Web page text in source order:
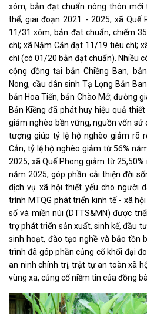
xóm, bản đạt chuẩn nông thôn mới
thể, giai đoạn 2021 - 2025, xã
11/31 xóm, bản đạt chuẩn, chiếm
chí; xã Nậm Cắn đạt 11/19 tiêu chí;
chí (có 01/20 bản đạt chuẩn). Nhiều
cộng đồng tại bản Chiềng Ban,
Nong, cầu dân sinh Tạ Lọng Bản
bản Hoa Tiến, bản Chào Mở, đường
Bản Kiềng đã phát huy hiệu quả
giảm nghèo bền vững, nguồn vốn sử
tượng giúp tỷ lệ hộ nghèo giảm rõ
Cắn, tỷ lệ hộ nghèo giảm từ 56%
2025; xã Quế Phong giảm từ
năm 2025, góp phần cải thiện đời
dịch vụ xã hội thiết yếu cho người
trình MTQG phát triển kinh tế - xã
số và miền núi (DTTS&MN) được
trợ phát triển sản xuất, sinh kế, đầu
sinh hoạt, đào tạo nghề và bảo tồn
trình đã góp phần củng cố khối đại
an ninh chính trị, trật tự an toàn xã
vùng xa, củng cố niềm tin của đồng